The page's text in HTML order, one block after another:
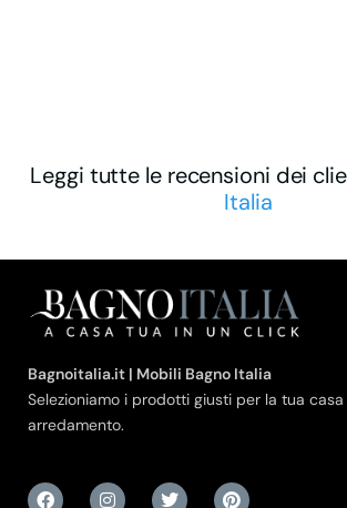
Leggi tutte le recensioni dei
Italia
Bagnoitalia.it | Mobili Bagno Italia
Selezioniamo i prodotti giusti per la tua
arredamento.